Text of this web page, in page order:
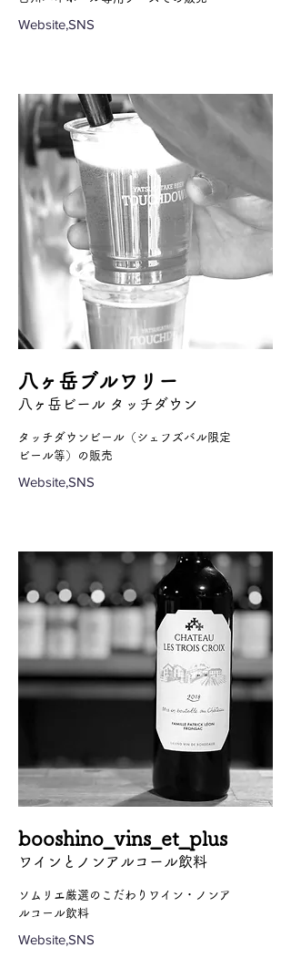
Website,SNS
八ヶ岳ブルワリー
八ヶ岳ビール タッチダウン
タッチダウンビール（シェフズバル限定
ビール等）の販売
Website,SNS
booshino_vins_et_plus
ワインとノンアルコール飲料
ソムリエ厳選のこだわりワイン・ノンア
ルコール飲料
Website,SNS